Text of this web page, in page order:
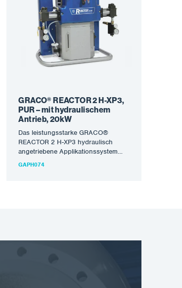
GRACO® REACTOR 2 H-XP3,
PUR – mit hydraulischem
Antrieb, 20kW
Das leistungsstarke GRACO®
REACTOR 2 H-XP3 hydraulisch
angetriebene Applikationssystem
zum Sprühen von Polyurea-
GAPH074